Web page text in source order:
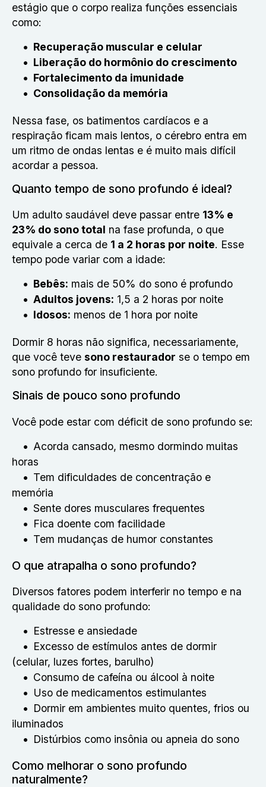
estágio que o corpo realiza funções essenciais
como:
Recuperação muscular e celular
Liberação do hormônio do crescimento
Fortalecimento da imunidade
Consolidação da memória
Nessa fase, os batimentos cardíacos e a
respiração ficam mais lentos, o cérebro entra em
um ritmo de ondas lentas e é muito mais difícil
acordar a pessoa.
Quanto tempo de sono profundo é ideal?
Um adulto saudável deve passar entre 13% e
23% do sono total na fase profunda, o que
equivale a cerca de 1 a 2 horas por noite. Esse
tempo pode variar com a idade:
Bebês: mais de 50% do sono é profundo
Adultos jovens: 1,5 a 2 horas por noite
Idosos: menos de 1 hora por noite
Dormir 8 horas não significa, necessariamente,
que você teve sono restaurador se o tempo em
sono profundo for insuficiente.
Sinais de pouco sono profundo
Você pode estar com déficit de sono profundo se:
Acorda cansado, mesmo dormindo muitas
horas
Tem dificuldades de concentração e
memória
Sente dores musculares frequentes
Fica doente com facilidade
Tem mudanças de humor constantes
O que atrapalha o sono profundo?
Diversos fatores podem interferir no tempo e na
qualidade do sono profundo:
Estresse e ansiedade
Excesso de estímulos antes de dormir
(celular, luzes fortes, barulho)
Consumo de cafeína ou álcool à noite
Uso de medicamentos estimulantes
Dormir em ambientes muito quentes, frios ou
iluminados
Distúrbios como insônia ou apneia do sono
Como melhorar o sono profundo
naturalmente?